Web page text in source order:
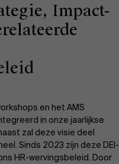
Impact-
en het AMS
in onze jaarlijkse
zal deze visie deel
Sinds 2023 zijn deze DEI-
HR-wervingsbeleid. Door